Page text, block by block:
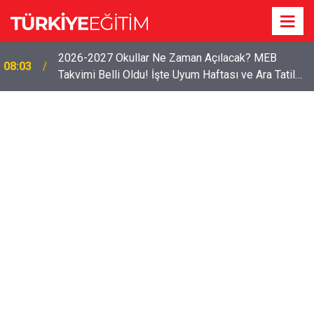
08:03
2026-2027 Okullar Ne Zaman Açılacak? MEB
Takvimi Belli Oldu! İşte Uyum Haftası ve Ara Tatil
Tarihleri